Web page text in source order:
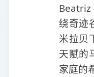
Beatriz
绕奇迹
米拉贝
天赋的
家庭的